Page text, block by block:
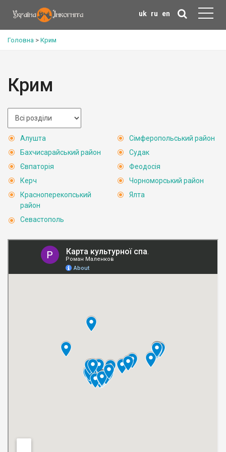
uk ru en
Головна > Крим
Крим
Алушта
Бахчисарайський район
Євпаторія
Керч
Красноперекопський
район
Севастополь
Сімферопольський район
Судак
Феодосія
Чорноморський район
Ялта